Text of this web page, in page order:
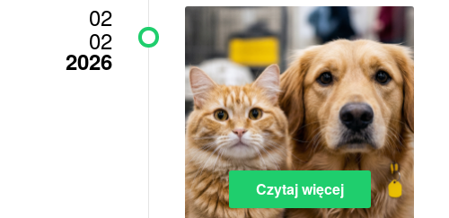
Czytaj więcej
02
02
2026